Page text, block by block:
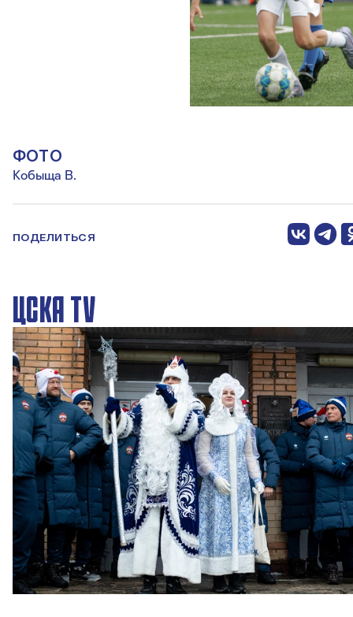
ФОТО
Кобыща В.
ПОДЕЛИТЬСЯ
ЦСКА TV
Новогодний праздник в Академии ПФК ЦСКА
27 ДЕКАБРЯ 2025 09:00